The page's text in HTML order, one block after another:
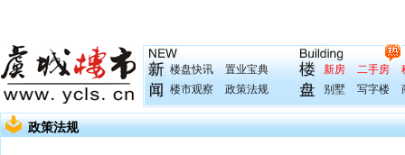
楼盘快讯
置业宝典
楼市观察
政策法规
新房 二手房
别墅
写字楼
政策法规